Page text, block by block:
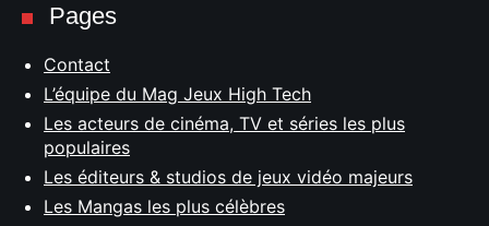
Pages
Contact
L’équipe du Mag Jeux High Tech
Les acteurs de cinéma, TV et séries les plus
populaires
Les éditeurs & studios de jeux vidéo majeurs
Les Mangas les plus célèbres